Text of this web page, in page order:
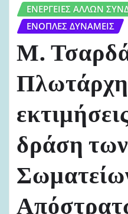
ΕΝΈΡΓΕΙΕΣ ΆΛΛΩΝ
ΈΝΟΠΛΕΣ ΔΥΝΆΜΕΙΣ
Μ.
δράση των